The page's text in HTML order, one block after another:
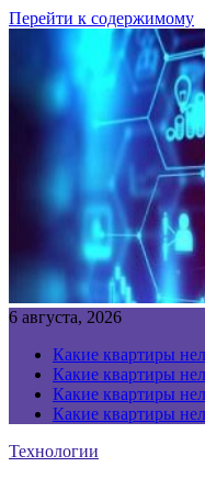
Перейти к содержимому
6 августа, 2026
Какие квартиры
Какие квартиры
Какие квартиры
Какие квартиры
Технологии